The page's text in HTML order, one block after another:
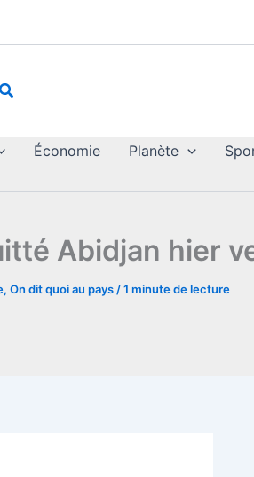
Rechercher
Économie Planète
Abidjan hier
, On dit quoi au pays /1 minute de lecture